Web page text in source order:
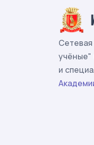
учёные"
и